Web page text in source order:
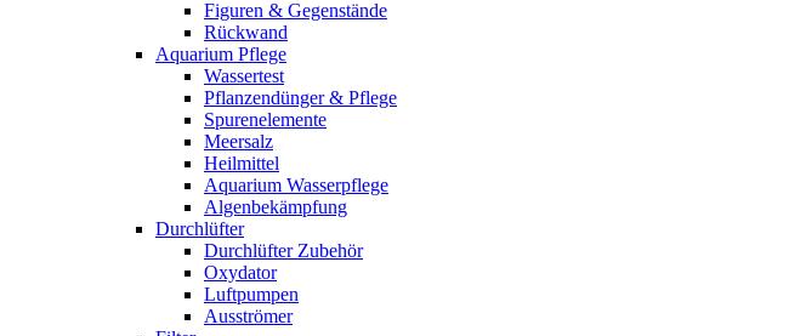
Figuren & Gegenstände
Rückwand
Aquarium Pflege
Wassertest
Pflanzendünger & Pflege
Spurenelemente
Meersalz
Heilmittel
Aquarium Wasserpflege
Algenbekämpfung
Durchlüfter
Durchlüfter Zubehör
Oxydator
Luftpumpen
Ausströmer